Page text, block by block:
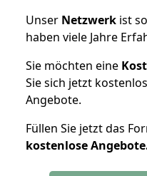
Unser Netzwerk ist
haben viele Jahre
Sie möchten eine
Sie sich jetzt
Angebote.
Füllen Sie jetzt das
kostenlose